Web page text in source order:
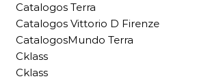
Catalogos Terra
Catalogos Vittorio D Firenze
CatalogosMundo Terra
Cklass
Cklass